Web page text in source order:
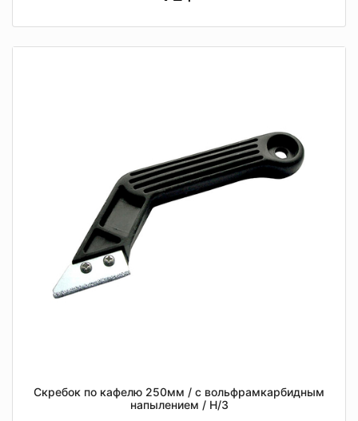
Скребок по кафелю 250мм / с вольфрамкарбидным
напылением / Н/З